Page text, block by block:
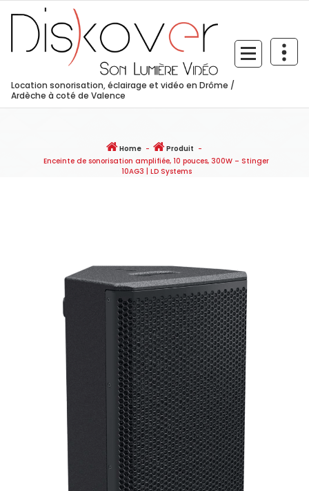
content
Location sonorisation, éclairage et vidéo en Drôme /
Ardèche à coté de Valence
Home - Produit -
Enceinte de sonorisation amplifiée, 10 pouces, 300W – Stinger
10AG3 | LD Systems